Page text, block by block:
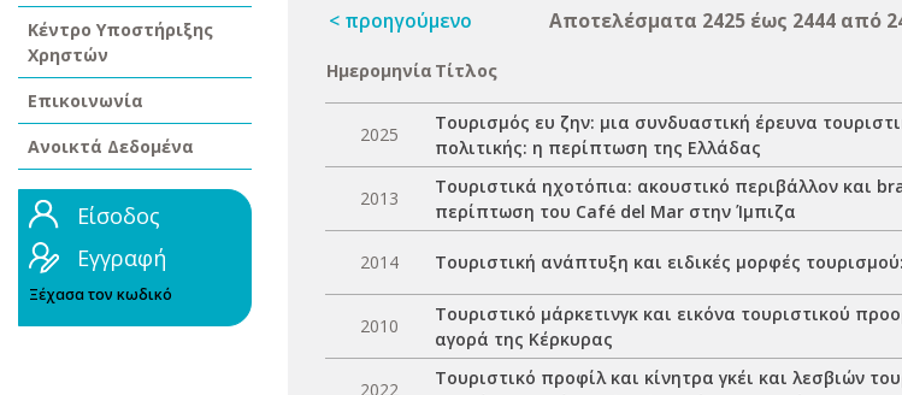
Κέντρο Υποστήριξης
Χρηστών
Επικοινωνία
Ανοικτά Δεδομένα
Είσοδος
Εγγραφή
Ξέχασα τον κωδικό
< προηγούμενο Αποτελέσματα 2425 έως 2444 από
Ημερομηνία Τίτλος
2025
Τουρισμός ευ ζην: μια συνδυαστική έρευνα
πολιτικής: η περίπτωση της Ελλάδας
2013
Τουριστικά ηχοτόπια: ακουστικό περιβάλλον και
περίπτωση του Café del Mar στην Ίμπιζα
2014 Τουριστική ανάπτυξη και ειδικές μορφές
2010
Τουριστικό μάρκετινγκ και εικόνα τουριστικού
αγορά της Κέρκυρας
2022
Τουριστικό προφίλ και κίνητρα γκέι και λεσβιών